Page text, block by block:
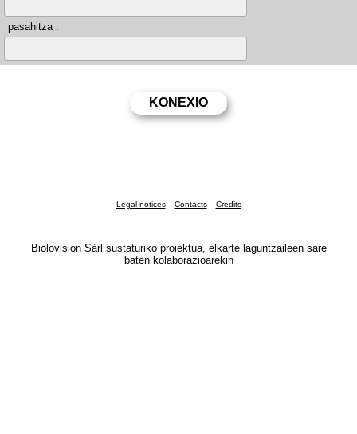
pasahitza :
Legal notices Contacts Credits
Biolovision Sàrl sustaturiko proiektua, elkarte laguntzaileen sare
baten kolaborazioarekin